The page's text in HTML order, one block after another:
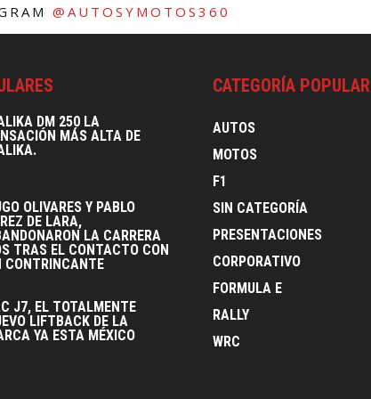
@AUTOSYMOTOS360
DM 250 LA
MÁS ALTA DE
OLIVARES Y PABLO
DE LARA,
LA CARRERA
TRAS EL CONTACTO CON
CONTRINCANTE
J7, EL TOTALMENTE
LIFTBACK DE LA
YA ESTA MÉXICO
CATEGORÍA POPULAR
AUTOS
MOTOS
F1
SIN CATEGORÍA
PRESENTACIONES
CORPORATIVO
FORMULA E
RALLY
WRC